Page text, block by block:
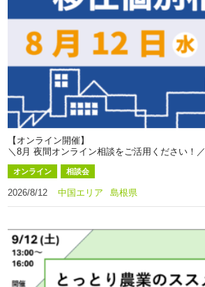
【オンライン開催】
＼8月 夜間オンライン相談をご活用ください！／
オンライン 相談会
2026/8/12 中国エリア 島根県